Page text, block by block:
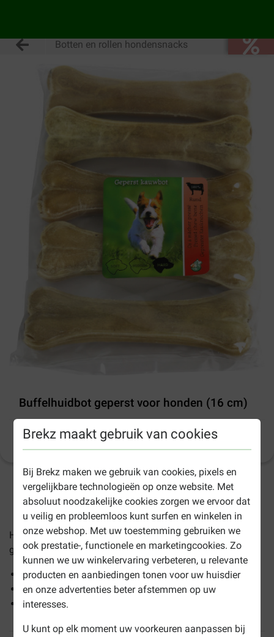
Brekz maakt gebruik van cookies
Bij Brekz maken we gebruik van cookies, pixels en
vergelijkbare technologieën op onze website. Met
absoluut noodzakelijke cookies zorgen we ervoor dat
u veilig en probleemloos kunt surfen en winkelen in
onze webshop. Met uw toestemming gebruiken we
ook prestatie-, functionele en marketingcookies. Zo
kunnen we uw winkelervaring verbeteren, u relevante
producten en aanbiedingen tonen voor uw huisdier
en onze advertenties beter afstemmen op uw
interesses.
U kunt op elk moment uw voorkeuren aanpassen bij
Botten en rollen hondensnacks
Buffelhuidbot geperst voor honden (16 cm)
(19) Productinformatie
1-3 werkdagen levertijd, tenzij anders aangegeven
HetBuffelhuidbot geperst voor hondenis een traktatie
geperste buffelhuid in de vorm van een bot.
Geschikt voor middelgrote en grote honden
Bevat geen kleur-, geur- en smaakstoffen
Verwijdert tandplak en tandsteen